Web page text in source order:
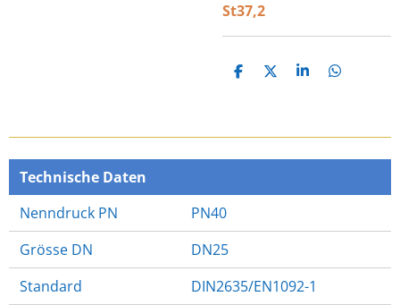
St37,2
T
E
T
E
T
E
T
E
Technische Daten
Nenndruck PN
PN40
Grösse DN
DN25
Standard
DIN2635/EN1092-1